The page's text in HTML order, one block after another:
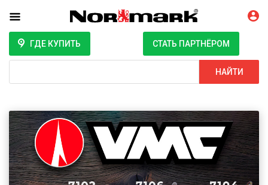
ГДЕ КУПИТЬ СТАТЬ ПАРТНЁРОМ
НАЙТИ